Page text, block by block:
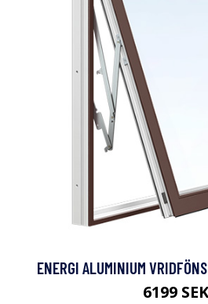
ENERGI ALUMINIUM
6199 SEK